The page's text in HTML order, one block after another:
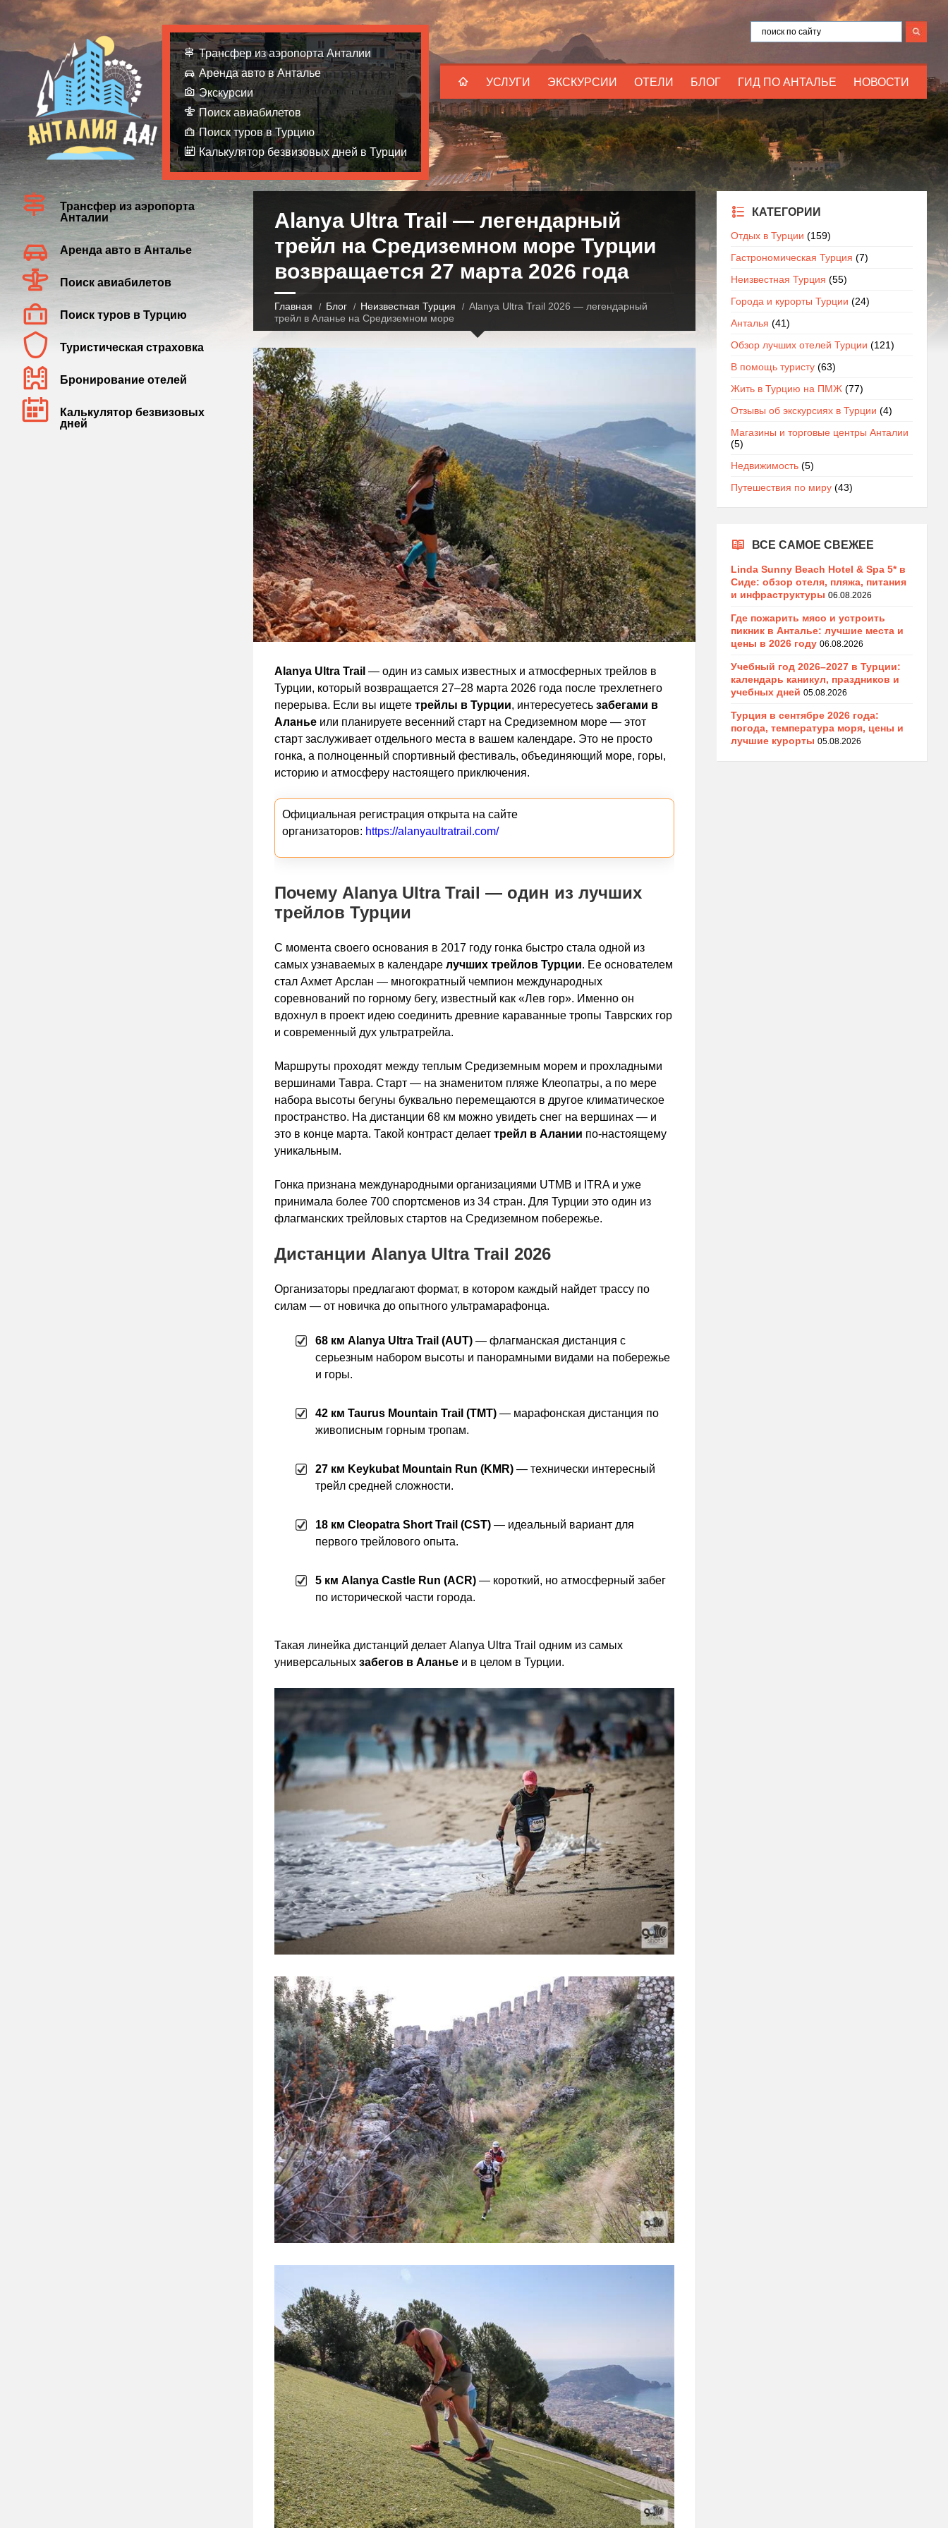
УСЛУГИ ЭКСКУРСИИ ОТЕЛИ БЛОГ ГИД ПО АНТАЛЬЕ НОВОСТИ
Трансфер из аэропорта Анталии
Аренда авто в Анталье
Экскурсии
Поиск авиабилетов
Поиск туров в Турцию
Калькулятор безвизовых дней в Турции
Alanya Ultra Trail — легендарный
трейл на Средиземном море Турции
возвращается 27 марта 2026 года
Главная Блог Неизвестная Турция
Alanya Ultra Trail 2026 — легендарный
трейл в Аланье на Средиземном море
Alanya Ultra Trail — один из самых известных и атмосферных трейлов в
Турции, который возвращается 27–28 марта 2026 года после трехлетнего
перерыва. Если вы ищете трейлы в Турции, интересуетесь забегами в
Аланьеили планируете весенний старт на Средиземном море — этот
старт заслуживает отдельного места в вашем календаре. Это не просто
гонка, а полноценный спортивный фестиваль, объединяющий море, горы,
историю и атмосферу настоящего приключения.
Официальная регистрация открыта на сайте
организаторов: https://alanyaultratrail.com/
Почему Alanya Ultra Trail — один из лучших
трейлов Турции
С момента своего основания в 2017 году гонка быстро стала одной из
самых узнаваемых в календаре лучших трейлов Турции. Ее основателем
стал Ахмет Арслан — многократный чемпион международных
соревнований по горному бегу, известный как «Лев гор». Именно он
вдохнул в проект идею соединить древние караванные тропы Таврских гор
и современный дух ультратрейла.
Маршруты проходят между теплым Средиземным морем и прохладными
вершинами Тавра. Старт — на знаменитом пляже Клеопатры, а по мере
набора высоты бегуны буквально перемещаются в другое климатическое
пространство. На дистанции 68 км можно увидеть снег на вершинах — и
это в конце марта. Такой контраст делает трейл в Алании по-настоящему
уникальным.
Гонка признана международными организациями UTMB и ITRA и уже
принимала более 700 спортсменов из 34 стран. Для Турции это один из
флагманских трейловых стартов на Средиземном побережье.
Дистанции Alanya Ultra Trail 2026
Организаторы предлагают формат, в котором каждый найдет трассу по
силам — от новичка до опытного ультрамарафонца.
68 км Alanya Ultra Trail (AUT)— флагманская дистанция с
серьезным набором высоты и панорамными видами на побережье
и горы.
42 км Taurus Mountain Trail (TMT)— марафонская дистанция по
живописным горным тропам.
27 км Keykubat Mountain Run (KMR)— технически интересный
трейл средней сложности.
18 км Cleopatra Short Trail (CST)— идеальный вариант для
первого трейлового опыта.
5 км Alanya Castle Run (ACR)— короткий, но атмосферный забег
по исторической части города.
Такая линейка дистанций делает Alanya Ultra Trail одним из самых
универсальных забегов в Аланьеи в целом в Турции.
Трансфер из аэропорта
Анталии
Аренда авто в Анталье
Поиск авиабилетов
Поиск туров в Турцию
Туристическая страховка
Бронирование отелей
Калькулятор безвизовых
дней
КАТЕГОРИИ
Отдых в Турции (159)
Гастрономическая Турция (7)
Неизвестная Турция (55)
Города и курорты Турции (24)
Анталья (41)
Обзор лучших отелей Турции (121)
В помощь туристу(63)
Жить в Турцию на ПМЖ(77)
Отзывы об экскурсиях в Турции (4)
Магазины и торговые центры Анталии
(5)
Недвижимость(5)
Путешествия по миру(43)
ВСЕ САМОЕ СВЕЖЕЕ
Linda Sunny Beach Hotel & Spa 5* в
Сиде: обзор отеля, пляжа, питания
и инфраструктуры 06.08.2026
Где пожарить мясо и устроить
пикник в Анталье: лучшие места и
цены в 2026 году 06.08.2026
Учебный год 2026–2027 в Турции:
календарь каникул, праздников и
учебных дней 05.08.2026
Турция в сентябре 2026 года:
погода, температура моря, цены и
лучшие курорты 05.08.2026